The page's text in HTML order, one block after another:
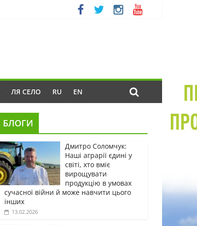
ЛЯ СЕЛО RU EN
БЛОГИ
Дмитро Соломчук:
Наші аграрії єдині у
світі, хто вміє
вирощувати
продукцію в умовах
сучасної війни й може навчити цього
інших
13.02.2026